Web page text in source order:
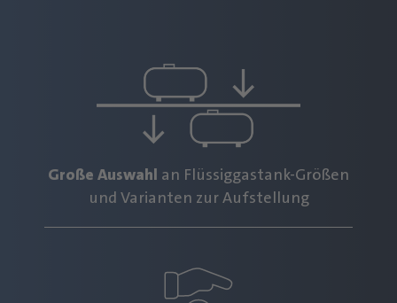
Große Auswahl an Flüssiggastank-Größen
und Varianten zur Aufstellung